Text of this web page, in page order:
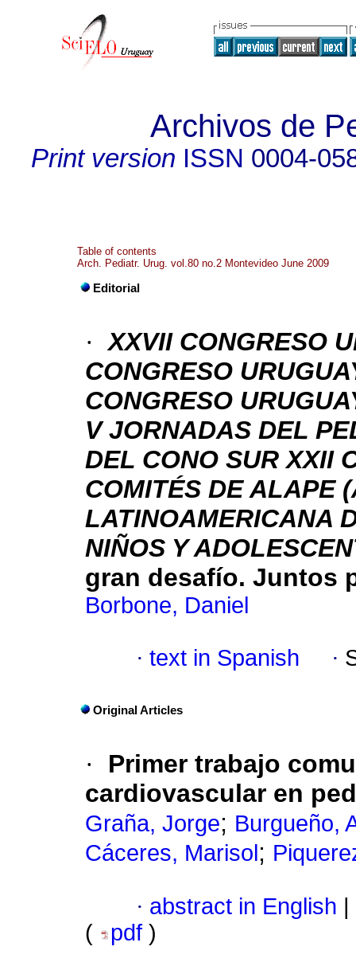
Archivos de
Print version ISSN 0004-
Table of contents
Arch. Pediatr. Urug. vol.80 no.2 Montevideo June 2009
Editorial
· XXVII CONGRESO
CONGRESO
CONGRESO
V JORNADAS DEL
DEL CONO SUR XXII
COMITÉS DE ALAPE
LATINOAMERICANA
NIÑOS Y
gran desafío. Juntos
Borbone, Daniel
· text in Spanish ·
Original Articles
·
Primer trabajo
cardiovascular en
Graña, Jorge; Burgueño,
Cáceres, Marisol ;
· abstract in English
(
pdf )